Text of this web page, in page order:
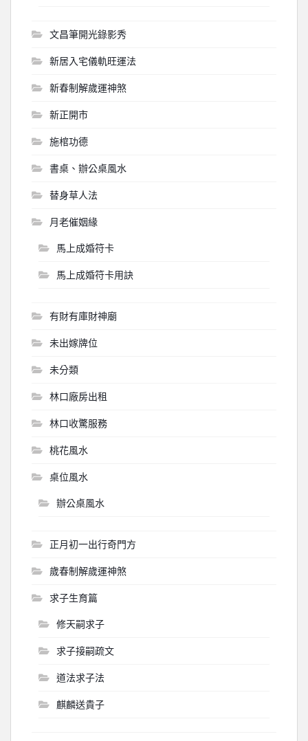
文昌筆開光錄影秀
新居入宅儀軌旺運法
新春制解歲運神煞
新正開市
施棺功德
書桌、辦公桌風水
替身草人法
月老催姻緣
馬上成婚符卡
馬上成婚符卡用訣
有財有庫財神廟
未出嫁牌位
未分類
林口廠房出租
林口收驚服務
桃花風水
桌位風水
辦公桌風水
正月初一出行奇門方
歲春制解歲運神煞
求子生育篇
修天嗣求子
求子接嗣疏文
道法求子法
麒麟送貴子